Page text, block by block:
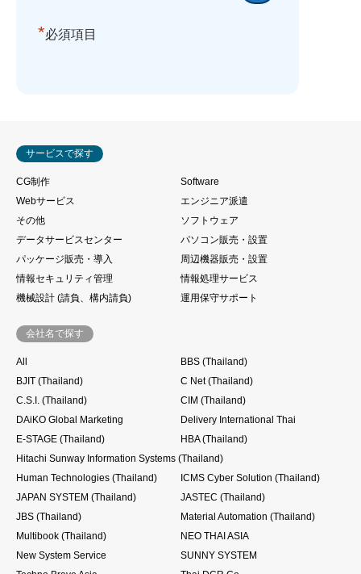
*必須項目
サービスで探す
CG制作
Software
Webサービス
エンジニア派遣
その他
ソフトウェア
データサービスセンター
パソコン販売・設置
パッケージ販売・導入
周辺機器販売・設置
情報セキュリティ管理
情報処理サービス
機械設計 (請負、構内請負)
運用保守サポート
会社名で探す
All
BBS (Thailand)
BJIT (Thailand)
C Net (Thailand)
C.S.I. (Thailand)
CIM (Thailand)
DAiKO Global Marketing
Delivery International Thai
E-STAGE (Thailand)
HBA (Thailand)
Hitachi Sunway Information Systems (Thailand)
Human Technologies (Thailand)
ICMS Cyber Solution (Thailand)
JAPAN SYSTEM (Thailand)
JASTEC (Thailand)
JBS (Thailand)
Material Automation (Thailand)
Multibook (Thailand)
NEO THAI ASIA
New System Service
SUNNY SYSTEM